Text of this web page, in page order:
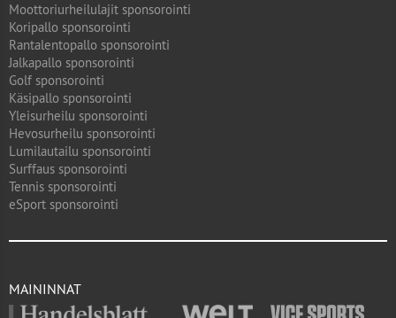
Moottoriurheilulajit sponsorointi
Koripallo sponsorointi
Rantalentopallo sponsorointi
Jalkapallo sponsorointi
Golf sponsorointi
Käsipallo sponsorointi
Yleisurheilu sponsorointi
Hevosurheilu sponsorointi
Lumilautailu sponsorointi
Surffaus sponsorointi
Tennis sponsorointi
eSport sponsorointi
MAININNAT